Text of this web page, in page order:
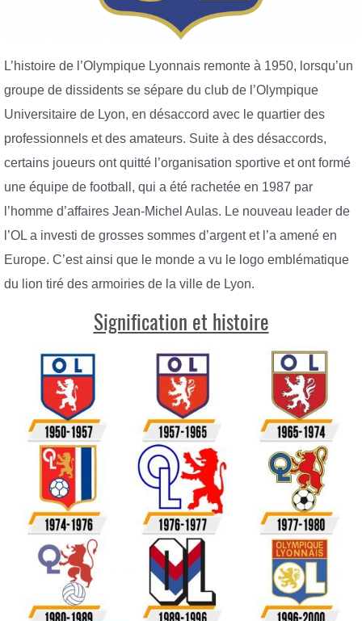
L’histoire de l’Olympique Lyonnais remonte à 1950, lorsqu’un
groupe de dissidents se sépare du club de l’Olympique
Universitaire de Lyon, en désaccord avec le quartier des
professionnels et des amateurs. Suite à des désaccords,
certains joueurs ont quitté l’organisation sportive et ont formé
une équipe de football, qui a été rachetée en 1987 par
l’homme d’affaires Jean-Michel Aulas. Le nouveau leader de
l’OL a investi de grosses sommes d’argent et l’a amené en
Europe. C’est ainsi que le monde a vu le logo emblématique
du lion tiré des armoiries de la ville de Lyon.
Signification et histoire